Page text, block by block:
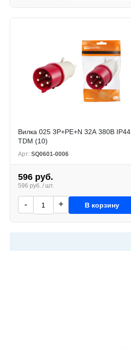
Вилка 025 3Р+РЕ+N 32А 380В IP44
TDM (10)
Арт: SQ0601-0006
596 руб.
596 руб. / шт.
- + В корзину